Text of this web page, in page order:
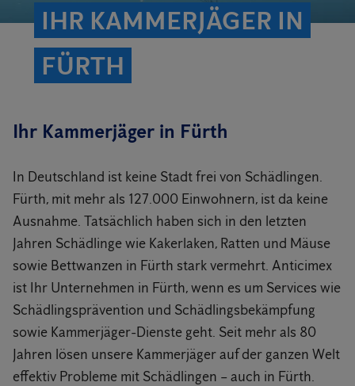
IHR KAMMERJÄGER IN
FÜRTH
Ihr Kammerjäger in Fürth
In Deutschland ist keine Stadt frei von Schädlingen.
Fürth, mit mehr als 127.000 Einwohnern, ist da keine
Ausnahme. Tatsächlich haben sich in den letzten
Jahren Schädlinge wie Kakerlaken, Ratten und Mäuse
sowie Bettwanzen in Fürth stark vermehrt. Anticimex
ist Ihr Unternehmen in Fürth, wenn es um Services wie
Schädlingsprävention und Schädlingsbekämpfung
sowie Kammerjäger-Dienste geht. Seit mehr als 80
Jahren lösen unsere Kammerjäger auf der ganzen Welt
effektiv Probleme mit Schädlingen – auch in Fürth.